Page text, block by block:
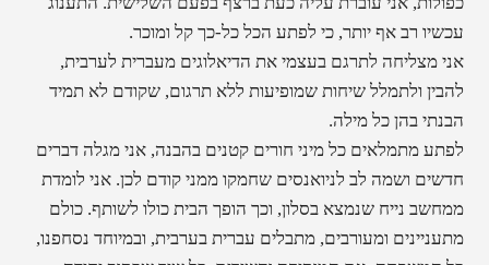
עכשיו רב אף יותר, כי לפתע הכל כל-כך קל ומוכר.
אני מצליחה לתרגם בעצמי את הדיאלוגים מעברית לערבית,
להבין ולתמלל שיחות שמופיעות ללא תרגום, שקודם לא תמיד
הבנתי בהן כל מילה.
לפתע מתמלאים כל מיני חורים קטנים בהבנה, אני מגלה דברים
חדשים ושמה לב לניואנסים שחמקו ממני קודם לכן. אני לומדת
ממחשב נייח שנמצא בסלון, וכך הופך הבית כולו לשותף. כולם
מתעניינים ומעורבים, מתבלים עברית בערבית, ובמיוחד נסחפנו,